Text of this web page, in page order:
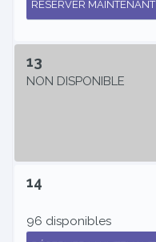
RÉSERVER MAINTENANT
13
NON DISPONIBLE
14
96 disponibles